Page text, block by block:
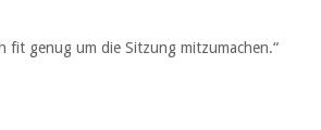
fit genug um die Sitzung mitzumachen.“